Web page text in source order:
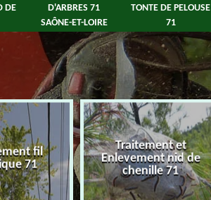
DE
D'ARBRES 71
SAÔNE-ET-LOIRE
TONTE DE PELOUSE
71
fil
71
Traitement et
Enlevement nid de
chenille 71